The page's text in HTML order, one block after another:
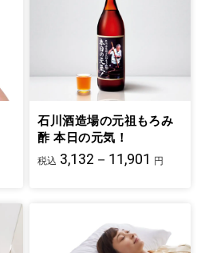
石川酒造場の元祖もろみ
酢 本日の元気！
税込 3,132－11,901 円